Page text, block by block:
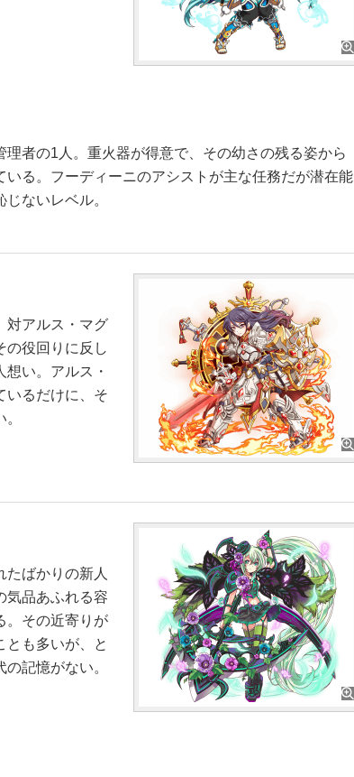
者の1人。重火器が得意で、その幼さの残る姿から
いる。フーディーニのアシストが主な任務だが潜在能
ないレベル。
アルス・マグ
の役回りに反し
い。アルス・
いるだけに、そ
ばかりの新人
気品あふれる容
。その近寄りが
とも多いが、と
記憶がない。